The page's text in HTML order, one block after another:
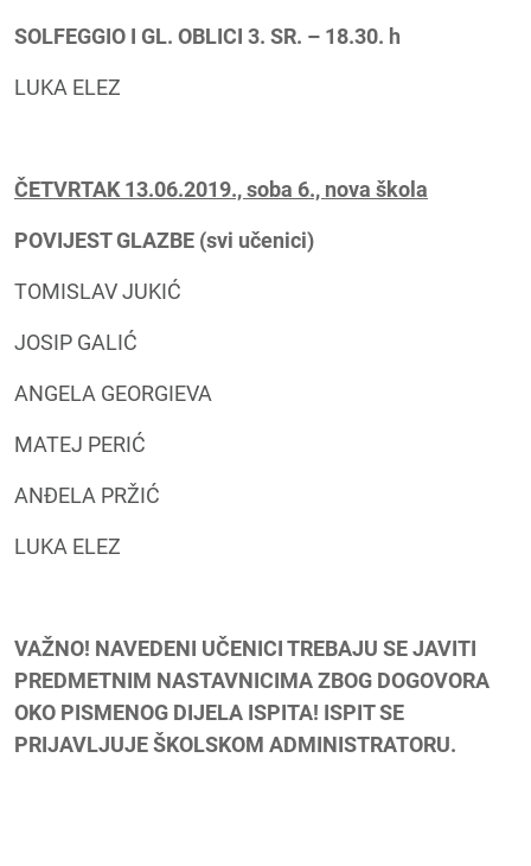
SOLFEGGIO I GL. OBLICI 3. SR. – 18.30. h
LUKA ELEZ
ČETVRTAK 13.06.2019., soba 6., nova škola
POVIJEST GLAZBE (svi učenici)
TOMISLAV JUKIĆ
JOSIP GALIĆ
ANGELA GEORGIEVA
MATEJ PERIĆ
ANĐELA PRŽIĆ
LUKA ELEZ
VAŽNO! NAVEDENI UČENICI TREBAJU SE JAVITI
PREDMETNIM NASTAVNICIMA ZBOG DOGOVORA
OKO PISMENOG DIJELA ISPITA! ISPIT SE
PRIJAVLJUJE ŠKOLSKOM ADMINISTRATORU.